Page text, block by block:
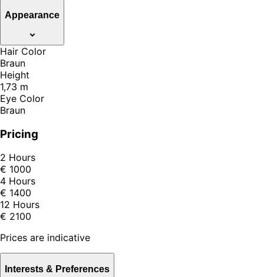
Appearance
Hair Color
Braun
Height
1,73 m
Eye Color
Braun
Pricing
2 Hours
€ 1000
4 Hours
€ 1400
12 Hours
€ 2100
Prices are indicative
Interests & Preferences